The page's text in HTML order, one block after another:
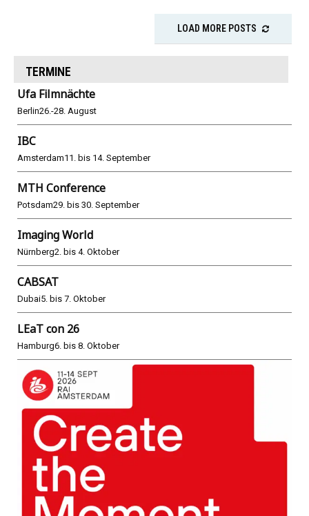
LOAD MORE POSTS
TERMINE
Ufa Filmnächte
Berlin26.-28. August
IBC
Amsterdam11. bis 14. September
MTH Conference
Potsdam29. bis 30. September
Imaging World
Nürnberg2. bis 4. Oktober
CABSAT
Dubai5. bis 7. Oktober
LEaT con 26
Hamburg6. bis 8. Oktober